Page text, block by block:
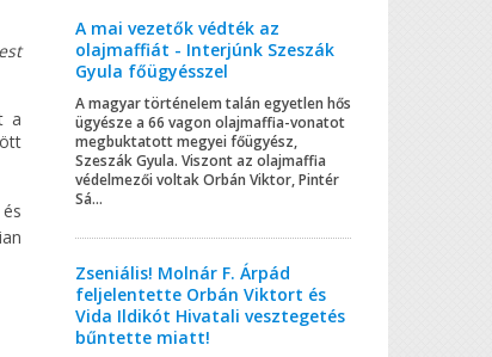
a
A mai vezetők védték az
olajmaffiát - Interjúnk Szeszák
Gyula főügyésszel
A magyar történelem talán egyetlen hős
ügyésze a 66 vagon olajmaffia-vonatot
megbuktatott megyei főügyész,
Szeszák Gyula. Viszont az olajmaffia
védelmezői voltak Orbán Viktor, Pintér
Sá...
Zseniális! Molnár F. Árpád
feljelentette Orbán Viktort és
Vida Ildikót Hivatali vesztegetés
bűntette miatt!